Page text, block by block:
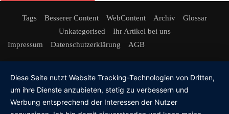
Tags Besserer Content WebContent Archiv
Glossar
Unkategorised
Ihr Artikel bei uns
Impressum
Datenschutzerklärung AGB
Diese Seite nutzt Website Tracking-Technologien von Dritten,
um ihre Dienste anzubieten, stetig zu verbessern und
Werbung entsprechend der Interessen der Nutzer